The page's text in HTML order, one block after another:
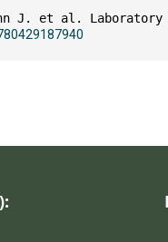
J. et al.